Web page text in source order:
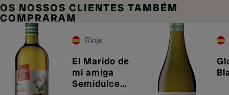
OS NOSSOS CLIENTES TAMBÉM
COMPRARAM
Rioja
El Marido de
mi amiga
Semidulce